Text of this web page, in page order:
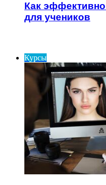
Как
для учеников
Курсы